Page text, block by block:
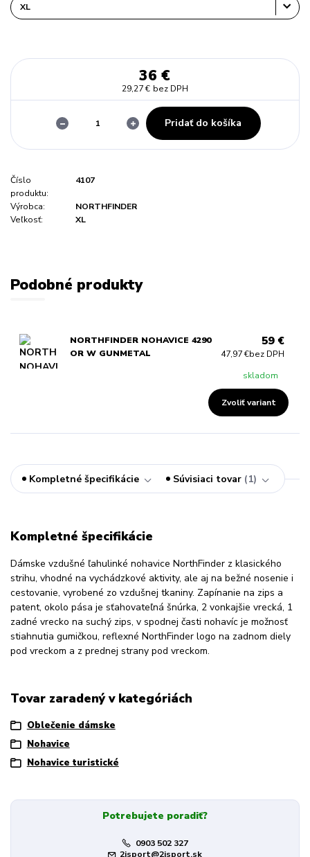
36 €
29,27 € bez DPH
Pridať do košíka
Číslo
produktu:
4107
Výrobca:
NORTHFINDER
Veľkosť:
XL
Podobné produkty
NORTHFINDER NOHAVICE 4290
OR W GUNMETAL
59 €
47,97 €bez DPH
skladom
Zvoliť variant
Kompletné špecifikácie Súvisiaci tovar 1
Kompletné špecifikácie
Dámske vzdušné ľahulinké nohavice NorthFinder z klasického
strihu, vhodné na vychádzkové aktivity, ale aj na bežné nosenie i
cestovanie, vyrobené zo vzdušnej tkaniny. Zapínanie na zips a
patent, okolo pása je sťahovateľná šnúrka, 2 vonkajšie vrecká, 1
zadné vrecko na suchý zips, v spodnej časti nohavíc je možnosť
stiahnutia gumičkou, reflexné NorthFinder logo na zadnom diely
pod vreckom a z prednej strany pod vreckom.
Tovar zaradený v kategóriách
Oblečenie dámske
Nohavice
Nohavice turistické
Potrebujete poradiť?
0903 502 327
2jsport@2jsport.sk